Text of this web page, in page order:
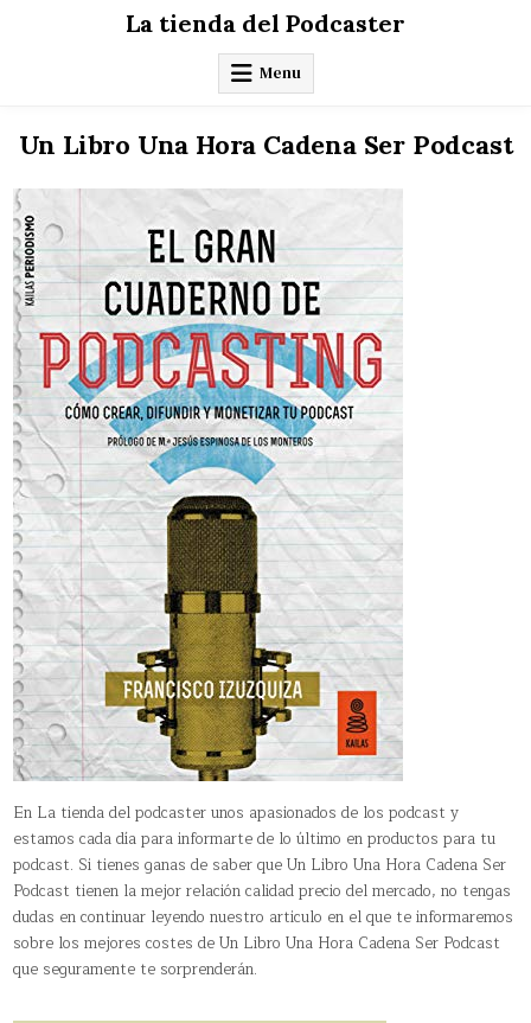
La tienda del Podcaster
Menu
Un Libro Una Hora Cadena Ser Podcast
En La tienda del podcaster unos apasionados de los podcast y
estamos cada día para informarte de lo último en productos para tu
podcast. Si tienes ganas de saber que Un Libro Una Hora Cadena Ser
Podcast tienen la mejor relación calidad precio del mercado, no tengas
dudas en continuar leyendo nuestro articulo en el que te informaremos
sobre los mejores costes de Un Libro Una Hora Cadena Ser Podcast
que seguramente te sorprenderán.